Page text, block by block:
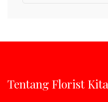
Tentang Florist Kita